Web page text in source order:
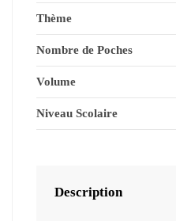
Thème
Nombre de Poches
Volume
Niveau Scolaire
Description